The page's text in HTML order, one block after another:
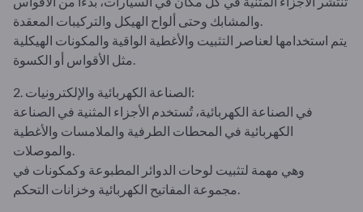
يتم استخدامها لعناصر التثبيت والأغطية الواقية والمكونات الهيكلية
2. الصناعة الكهربائية والإلكترونيات:
في الصناعة الكهربائية، تُستخدم الأجزاء المثنية في الصناعة
الكهربائية في المحطات الطرفية والملامسات والأغطية
وهي مهمة لتثبيت لوحات الدوائر المطبوعة وكمكونات في